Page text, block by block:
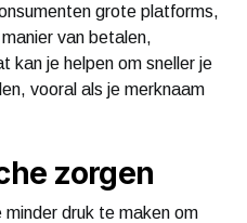
grote platforms,
van betalen,
kan je helpen om sneller je
vooral als je merknaam
zorgen
druk te maken om